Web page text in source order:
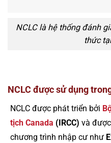
NCLC là hệ thống đánh
thức
NCLC được sử dụng
NCLC được phát triển bởi
tịch Canada (IRCC) và
chương trình nhập cư như